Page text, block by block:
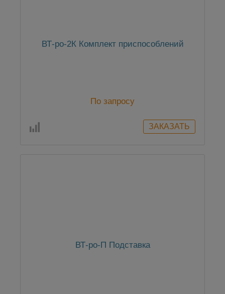
ВТ-ро-2К Комплект приспособлений
По запросу
ВТ-ро-П Подставка